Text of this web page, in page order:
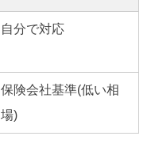
自分で対応
保険会社基準(低い相
場)